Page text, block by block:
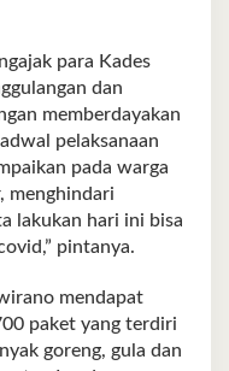
para Kades
dan
memberdayakan
pelaksanaan
pada warga
menghindari
lakukan hari ini bisa
pintanya.
mendapat
paket yang terdiri
goreng, gula dan